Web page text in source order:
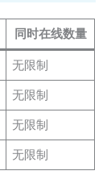
同时在线数量
无限制
无限制
无限制
无限制